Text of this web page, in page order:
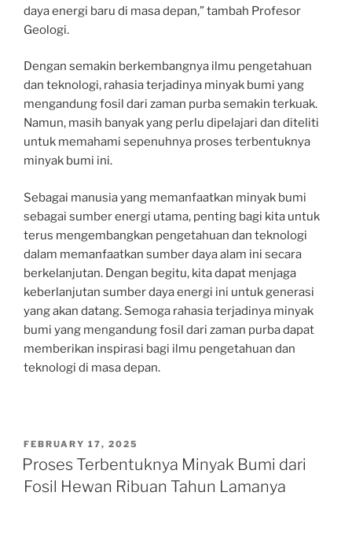
daya energi baru di masa depan,” tambah Profesor
Geologi.
Dengan semakin berkembangnya ilmu pengetahuan
dan teknologi, rahasia terjadinya minyak bumi yang
mengandung fosil dari zaman purba semakin terkuak.
Namun, masih banyak yang perlu dipelajari dan diteliti
untuk memahami sepenuhnya proses terbentuknya
minyak bumi ini.
Sebagai manusia yang memanfaatkan minyak bumi
sebagai sumber energi utama, penting bagi kita untuk
terus mengembangkan pengetahuan dan teknologi
dalam memanfaatkan sumber daya alam ini secara
berkelanjutan. Dengan begitu, kita dapat menjaga
keberlanjutan sumber daya energi ini untuk generasi
yang akan datang. Semoga rahasia terjadinya minyak
bumi yang mengandung fosil dari zaman purba dapat
memberikan inspirasi bagi ilmu pengetahuan dan
teknologi di masa depan.
POSTED
ON
FEBRUARY 17, 2025
Proses Terbentuknya Minyak Bumi dari
Fosil Hewan Ribuan Tahun Lamanya